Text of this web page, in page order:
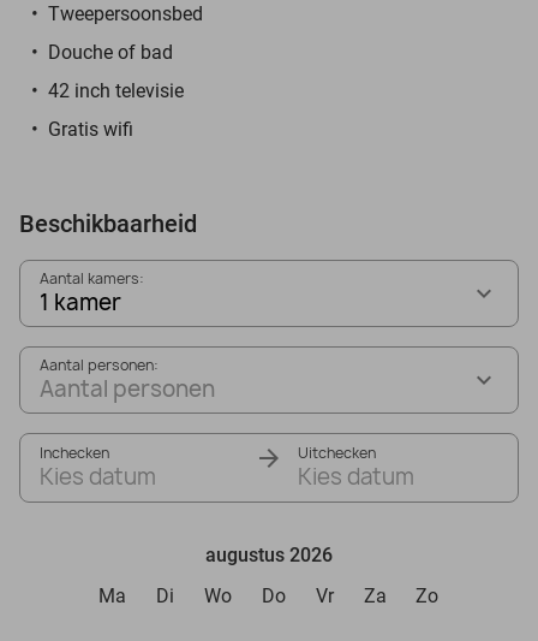
Tweepersoonsbed
Douche of bad
42 inch televisie
Gratis wifi
Beschikbaarheid
Aantal kamers:
1 kamer
Aantal personen:
Aantal personen
Inchecken
Kies datum
Uitchecken
Kies datum
augustus 2026
Ma
Di Wo Do Vr Za Zo